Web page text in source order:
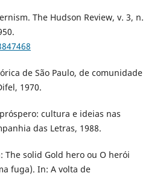
The Hudson Review, v. 3, n.
de São Paulo, de comunidade
1970.
cultura e ideias nas
das Letras, 1988.
The solid Gold hero ou O herói
fuga). In: A volta de